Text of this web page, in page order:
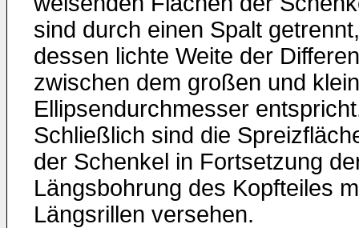
sind durch einen Spalt getrennt,
dessen lichte Weite der
zwischen dem großen und
Ellipsendurchmesser
Schließlich sind die
der Schenkel in Fortsetzung
Längsbohrung des Kopfteiles
Längsrillen versehen.